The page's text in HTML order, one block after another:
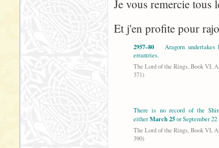
Je vous remercie tous
Et j'en profite pour
2957–80 Aragorn undertakes
errantries.
The Lord of the Rings, Book VI,
371)
There is no record of the
eitherMarch 25or September 22
The Lord of the Rings, Book VI,
390)